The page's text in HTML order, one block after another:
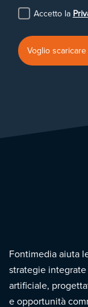
Accetto la
Fontimedia aiuta
strategie
artificiale,
e opportunità